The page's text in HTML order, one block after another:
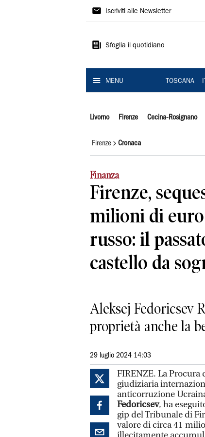
Il
Iscriviti alle Newsletter
Sfoglia il quotidiano
MENU TOSCANA
Livorno Firenze Cecina-Rosignano
Firenze Cronaca
Finanza
Firenze,
milioni di
russo: il
castello da
Aleksej Fedoricsev
proprietà anche la
29 luglio 2024 14:03
FIRENZE. La Procura
giudiziaria
anticorruzione
Fedoricsev, ha
gip del Tribunale di
valore di circa 41